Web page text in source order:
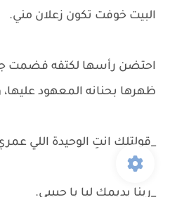
البيت خوفت تكون زعلان مني.
احتضن رأسها لكتفه فضمت
ظهرها بحنانه المعهود
_قولتلك انتِ الوحيدة اللي
_ربنا يديمك ليا يا حبيبي.